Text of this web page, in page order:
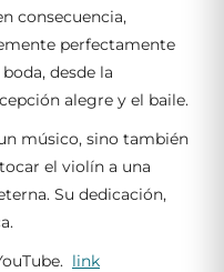
consecuencia,
perfectamente
desde la
alegre y el baile.
músico, sino también
el violín a una
Su dedicación,
link